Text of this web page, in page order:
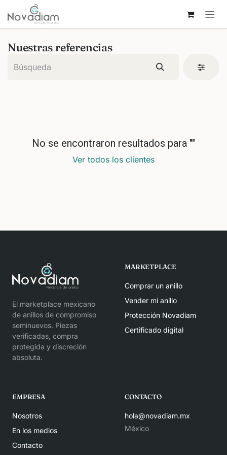
Ir al contenido
Nuestras referencias
No se encontraron resultados para ""
Ver todos los clientes
El marketplace mexicano
de anillos de compromiso
seminuevos. Piezas
verificadas, compra
protegida y discreción
absoluta.
MARKETPLACE
Comprar un anillo
Vender mi anillo
Protección Novadiam
Certificado digital
EMPRESA
Nosotros
En los medios
Contacto
CONTACTO
hola@novadiam.mx
México